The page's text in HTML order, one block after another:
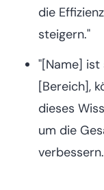
die
steigern."
"[Name] ist
[Bereich],
dieses
um die